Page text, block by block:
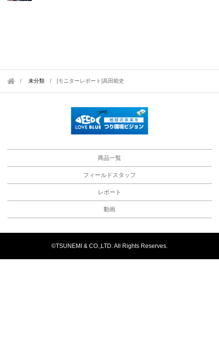
未分類 / [モニターレポート]高田能史
商品一覧
フィールドスタッフ
レポート
動画
©TSUNEMI & CO.,LTD. All Rights Reserves.